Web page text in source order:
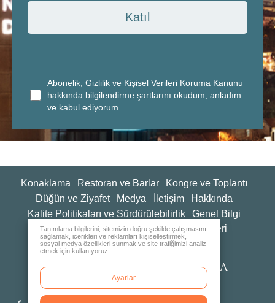
Katıl
Abonelik, Gizlilik ve Kişisel Verileri Koruma Kanunu
hakkında bilgilendirme şartlarını okudum, anladım
ve kabul ediyorum.
Konaklama Restoran ve Barlar
Kongre ve Toplantı
Düğün ve Ziyafet
Medya İletişim
Hakkında
Kalite Politikaları ve Sürdürülebilirlik
Genel Bilgi
İnsan Kaynakları
Değerlendirme Anketleri
Tanımlama bilgilerini; sitemizin doğru şekilde çalışmasını
sağlamak, içerikleri ve reklamları kişiselleştirmek,
sosyal medya özellikleri sunmak ve site trafiğimizi analiz
etmek için kullanıyoruz.
Ayarlar